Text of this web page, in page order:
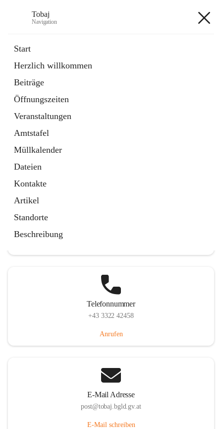
Tobaj
Navigation
Start
Herzlich willkommen
Beiträge
Öffnungszeiten
Veranstaltungen
Amtstafel
Müllkalender
Dateien
Kontakte
Artikel
Standorte
Beschreibung
Externe Webseite
in
Tab
Formulare
2 Schnellzugriffe
Telefonnummer
+43 3322 42458
Anrufen
E-Mail Adresse
post@tobaj.bgld.gv.at
E-Mail schreiben